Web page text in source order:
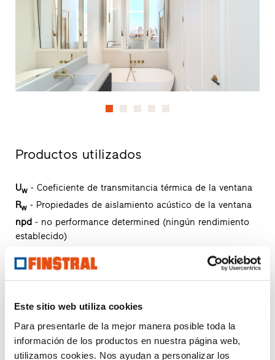
Este sitio web utiliza cookies
Para presentarle de la mejor manera posible toda la
información de los productos en nuestra página web,
utilizamos cookies. Nos ayudan a personalizar los
Productos utilizados
Uw- Coeficiente de transmitancia térmica de la ventana
Rw- Propiedades de aislamiento acústico de la ventana
npd- no performance determined (ningún rendimiento
establecido)
FIN-Window Slim-line 90
Solicitar textos para mediciones
Solicitar muestra del producto